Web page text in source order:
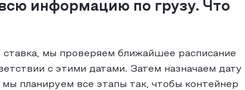
информацию по грузу. Что
ставка, мы проверяем ближайшее расписание
с этими датами. Затем назначаем дату
планируем все этапы так, чтобы контейнер